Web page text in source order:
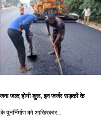
जल्द होगी शुरू, इन जर्जर सड़कों के
को आखिरकार...